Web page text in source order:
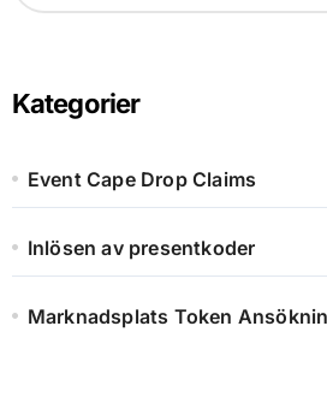
h
f
r
Kategorier
Event Cape Drop Claims
Inlösen av presentkoder
Marknadsplats Token